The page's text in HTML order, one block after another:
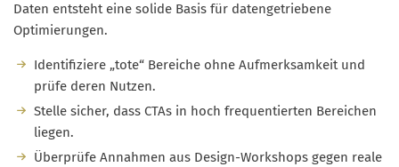
Daten entsteht eine solide Basis für datengetriebene
Optimierungen.
Identifiziere „tote“ Bereiche ohne Aufmerksamkeit und
prüfe deren Nutzen.
Stelle sicher, dass CTAs in hoch frequentierten Bereichen
liegen.
Überprüfe Annahmen aus Design-Workshops gegen reale